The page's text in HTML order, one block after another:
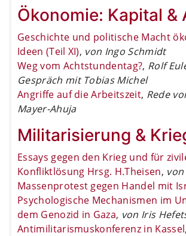
Ökonomie: Kapital &
Geschichte und politische Macht
Ideen (Teil XI), von Ingo Schmidt
Weg vom Achtstundentag?, Rolf
Gespräch mit Tobias Michel
Angriffe auf die Arbeitszeit, Rede
Mayer-Ahuja
Militarisierung &
Essays gegen den Krieg und für
Konfliktlösung Hrsg. H.Theisen,
Massenprotest gegen Handel mit
Psychologische Mechanismen im
dem Genozid in Gaza, von Iris
Antimilitarismuskonferenz in Kassel,